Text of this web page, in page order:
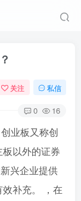
关注 私信
0 16
业板又称创
板以外的证券
兴企业提供
补充。 ，在